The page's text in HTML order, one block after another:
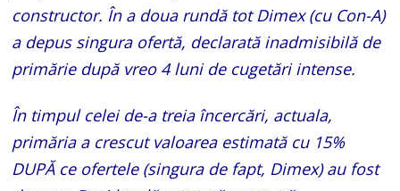
constructor. În a doua rundă tot Dimex (cu Con-A)
a depus singura ofertă, declarată inadmisibilă de
primărie după vreo 4 luni de cugetări intense.
În timpul celei de-a treia încercări, actuala,
primăria a crescut valoarea estimată cu 15%
DUPĂ ce ofertele (singura de fapt, Dimex) au fost